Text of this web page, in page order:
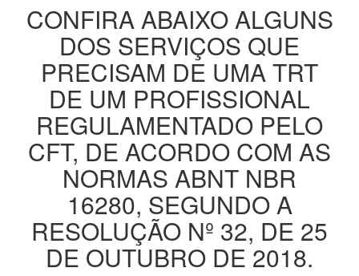
CONFIRA ABAIXO ALGUNS
DOS SERVIÇOS QUE
PRECISAM DE UMA TRT
DE UM PROFISSIONAL
REGULAMENTADO PELO
CFT, DE ACORDO COM AS
NORMAS ABNT NBR
16280, SEGUNDO A
RESOLUÇÃO Nº 32, DE 25
DE OUTUBRO DE 2018.